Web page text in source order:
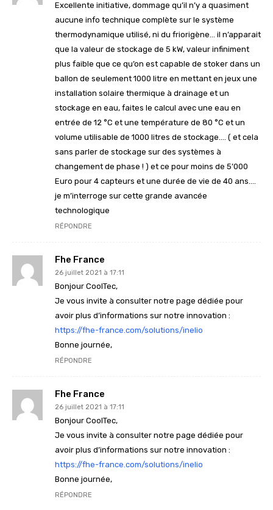
Excellente initiative, dommage qu’il n’y a quasiment
aucune info technique complète sur le système
thermodynamique utilisé, ni du friorigène… il n’apparait
que la valeur de stockage de 5 kW, valeur infiniment
plus faible que ce qu’on est capable de stoker dans un
ballon de seulement 1000 litre en mettant en jeux une
installation solaire thermique à drainage et un
stockage en eau, faites le calcul avec une eau en
entrée de 12 °C et une température de 80 °C et un
volume utilisable de 1000 litres de stockage…. ( et cela
sans parler de stockage sur des systèmes à
changement de phase ! ) et ce pour moins de 5’000
Euro pour 4 capteurs et une durée de vie de 40 ans….
je m’interroge sur cette grande avancée
technologique
RÉPONDRE
Fhe France
26 juillet 2021 à 17:11
Bonjour CoolTec,
Je vous invite à consulter notre page dédiée pour
avoir plus d’informations sur notre innovation :
https://fhe-france.com/solutions/inelio
Bonne journée,
RÉPONDRE
Fhe France
26 juillet 2021 à 17:11
Bonjour CoolTec,
Je vous invite à consulter notre page dédiée pour
avoir plus d’informations sur notre innovation :
https://fhe-france.com/solutions/inelio
Bonne journée,
RÉPONDRE